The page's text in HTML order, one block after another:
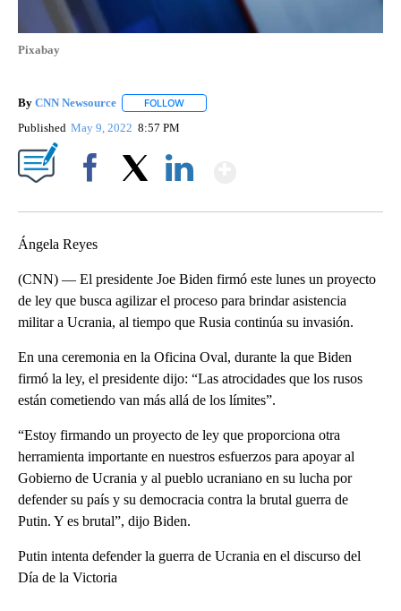
Pixabay
By CNN Newsource FOLLOW
Published May 9, 2022 8:57 PM
Ángela Reyes
(CNN) — El presidente Joe Biden firmó este lunes un proyecto
de ley que busca agilizar el proceso para brindar asistencia
militar a Ucrania, al tiempo que Rusia continúa su invasión.
En una ceremonia en la Oficina Oval, durante la que Biden
firmó la ley, el presidente dijo: “Las atrocidades que los rusos
están cometiendo van más allá de los límites”.
“Estoy firmando un proyecto de ley que proporciona otra
herramienta importante en nuestros esfuerzos para apoyar al
Gobierno de Ucrania y al pueblo ucraniano en su lucha por
defender su país y su democracia contra la brutal guerra de
Putin. Y es brutal”, dijo Biden.
Putin intenta defender la guerra de Ucrania en el discurso del
Día de la Victoria